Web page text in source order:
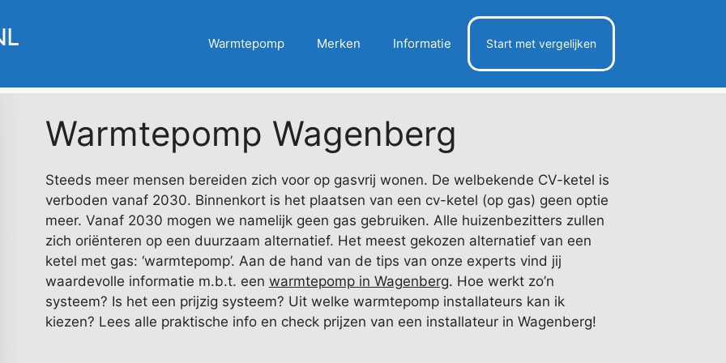
Warmtepomp Merken Informatie Start met vergelijken
Warmtepomp Wagenberg
Steeds meer mensen bereiden zich voor op gasvrij wonen. De welbekende CV-ketel is
verboden vanaf 2030. Binnenkort is het plaatsen van een cv-ketel (op gas) geen optie
meer. Vanaf 2030 mogen we namelijk geen gas gebruiken. Alle huizenbezitters zullen
zich oriënteren op een duurzaam alternatief. Het meest gekozen alternatief van een
ketel met gas: ‘warmtepomp’. Aan de hand van de tips van onze experts vind jij
waardevolle informatie m.b.t. een warmtepomp in Wagenberg. Hoe werkt zo’n
systeem? Is het een prijzig systeem? Uit welke warmtepomp installateurs kan ik
kiezen? Lees alle praktische info en check prijzen van een installateur in Wagenberg!